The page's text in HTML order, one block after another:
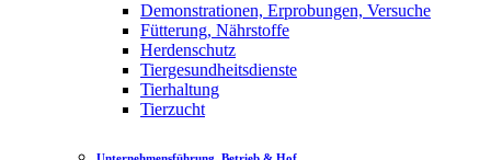
Demonstrationen, Erprobungen, Versuche
Fütterung, Nährstoffe
Herdenschutz
Tiergesundheitsdienste
Tierhaltung
Tierzucht